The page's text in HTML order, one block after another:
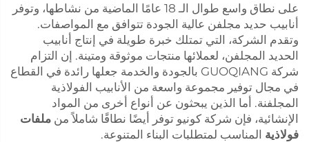
على نطاق واسع طوال الـ 18 عامًا الماضية من نشاطها، وتوفر
أنابيب حديد مجلفن عالية الجودة تتوافق مع المواصفات.
وتقدم الشركة، التي تمتلك خبرة طويلة في إنتاج أنابيب
الحديد المجلفن، لعملائها منتجات موثوقة ومتينة. إن التزام
شركة GUOQIANG بالجودة والخدمة جعلها رائدة في القطاع
في مجال توفير مجموعة واسعة من الأنابيب الفولاذية
المجلفنة. أما الذين يبحثون عن أنواع أخرى من المواد
الإنشائية، فإن شركة كونيو توفر أيضًا نطاقًا شاملاً من ملفات
فولاذية المناسب لمتطلبات البناء المتنوعة.